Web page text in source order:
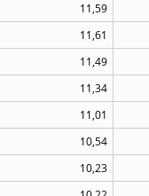
11,59
11,61
11,49
11,34
11,01
10,54
10,23